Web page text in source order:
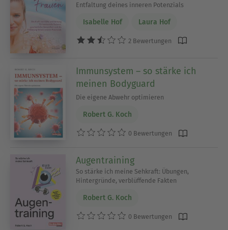
Entfaltung deines inneren Potenzials
Isabelle Hof Laura Hof
2 Bewertungen
Immunsystem – so stärke ich
meinen Bodyguard
Die eigene Abwehr optimieren
Robert G. Koch
0 Bewertungen
Augentraining
So stärke ich meine Sehkraft: Übungen,
Hintergründe, verblüffende Fakten
Robert G. Koch
0 Bewertungen